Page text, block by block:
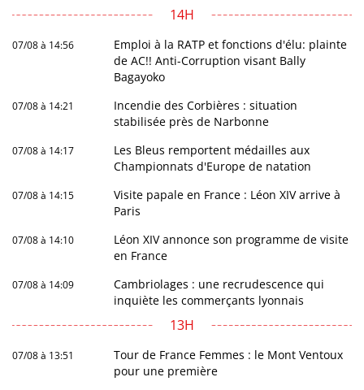
14H
07/08 à 14:56
Emploi à la RATP et fonctions d'élu: plainte
de AC!! Anti-Corruption visant Bally
Bagayoko
07/08 à 14:21
Incendie des Corbières : situation
stabilisée près de Narbonne
07/08 à 14:17
Les Bleus remportent médailles aux
Championnats d'Europe de natation
07/08 à 14:15
Visite papale en France : Léon XIV arrive à
Paris
07/08 à 14:10
Léon XIV annonce son programme de visite
en France
07/08 à 14:09
Cambriolages : une recrudescence qui
inquiète les commerçants lyonnais
13H
07/08 à 13:51
Tour de France Femmes : le Mont Ventoux
pour une première